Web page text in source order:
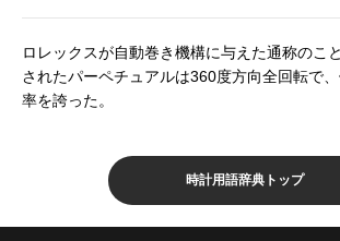
ロレックスが自動巻き機構に与えた通称のこ
されたパーペチュアルは360度方向全回転で
率を誇った。
時計用語辞典トップ